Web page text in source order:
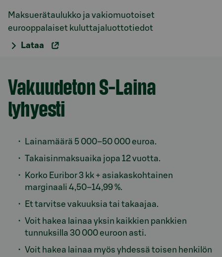
Maksuerätaulukko ja vakiomuotoiset
eurooppalaiset kuluttajaluottotiedot
Lataa
Vakuudeton S-Laina
lyhyesti
Lainamäärä 5 000–50 000 euroa.
Takaisinmaksuaika jopa 12 vuotta.
Korko Euribor 3 kk + asiakaskohtainen
marginaali 4,50–14,99 %.
Et tarvitse vakuuksia tai takaajaa.
Voit hakea lainaa yksin kaikkien pankkien
tunnuksilla 30 000 euroon asti.
Voit hakea lainaa myös yhdessä toisen henkilön